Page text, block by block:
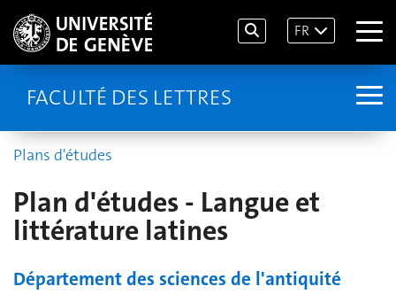
FR
FACULTÉ DES LETTRES
Plans d'études
Plan d'études - Langue et
littérature latines
Département des sciences de l'antiquité